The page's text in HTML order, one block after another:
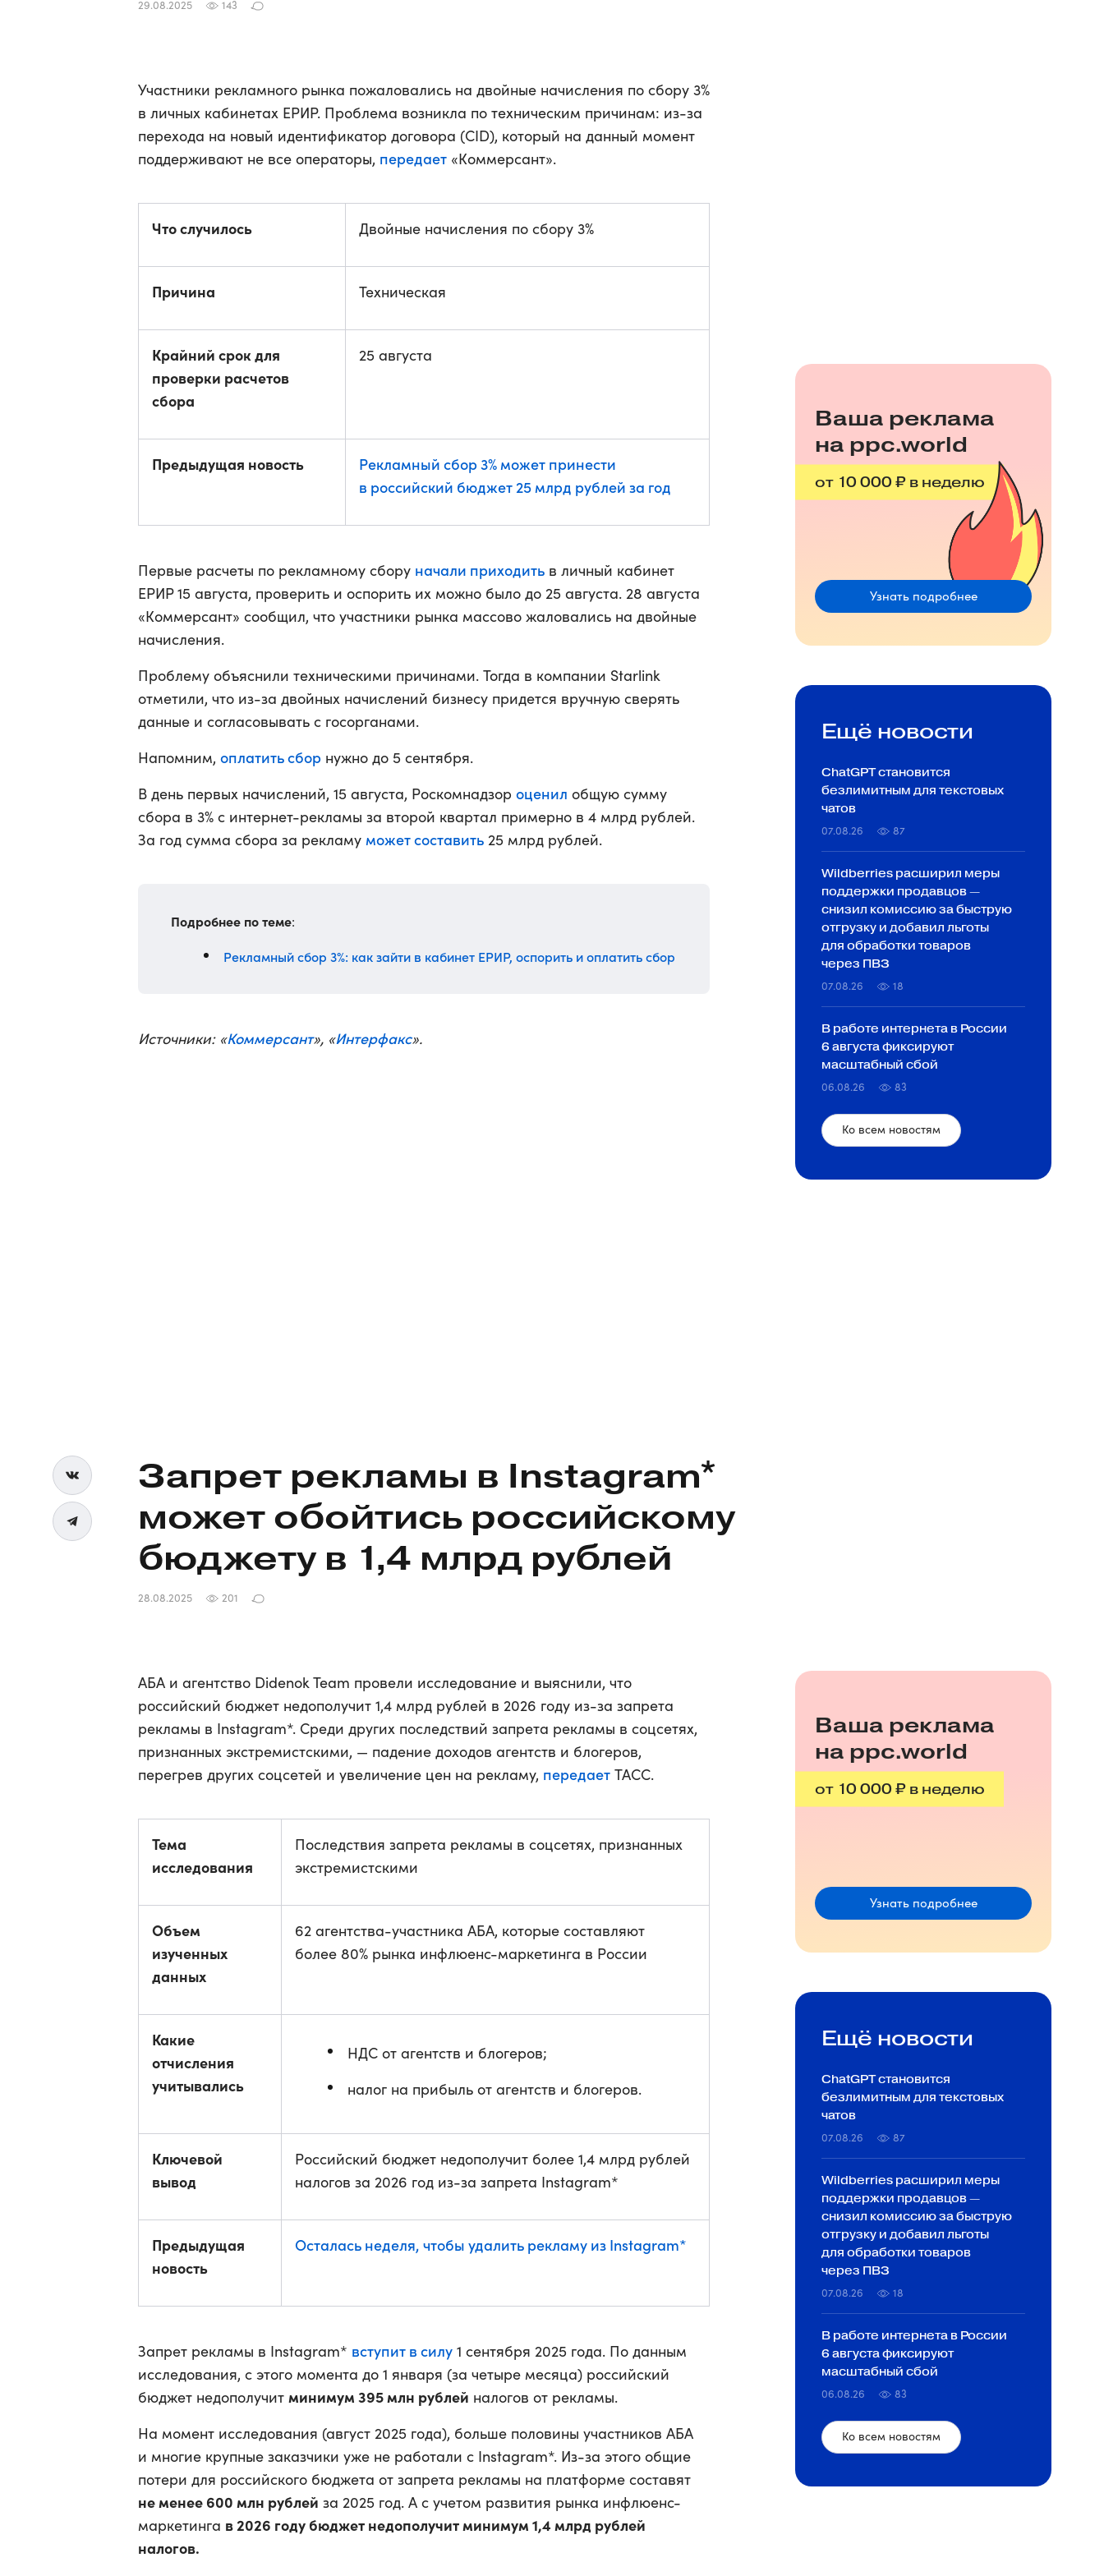
29.08.2025 143
Участники рекламного рынка пожаловались на двойные начисления по сбору 3%
в личных кабинетах ЕРИР. Проблема возникла по техническим причинам: из-за
перехода на новый идентификатор договора (CID), который на данный момент
поддерживают не все операторы, передает «Коммерсант».
Что случилось Двойные начисления по сбору 3%
Причина Техническая
Крайний срок для
проверки расчетов
сбора
25 августа
Предыдущая новость
Рекламный сбор 3% может принести
в российский бюджет 25 млрд рублей за год
Первые расчеты по рекламному сбору начали приходить в личный кабинет
ЕРИР 15 августа, проверить и оспорить их можно было до 25 августа. 28 августа
«Коммерсант» сообщил, что участники рынка массово жаловались на двойные
начисления.
Проблему объяснили техническими причинами. Тогда в компании Starlink
отметили, что из-за двойных начислений бизнесу придется вручную сверять
данные и согласовывать с госорганами.
Напомним, оплатить сбор нужно до 5 сентября.
В день первых начислений, 15 августа, Роскомнадзор оценил общую сумму
сбора в 3% с интернет-рекламы за второй квартал примерно в 4 млрд рублей.
За год сумма сбора за рекламу может составить 25 млрд рублей.
Подробнее по теме:
Рекламный сбор 3%: как зайти в кабинет ЕРИР, оспорить и оплатить сбор
Источники: «Коммерсант», «Интерфакс».
Ваша реклама
на ppc.world
от 10 000 ₽ в неделю
Узнать подробнее
Ещё новости
ChatGPT становится
безлимитным для текстовых
чатов
07.08.26 87
Wildberries расширил меры
поддержки продавцов —
снизил комиссию за быструю
отгрузку и добавил льготы
для обработки товаров
через ПВЗ
07.08.26 18
В работе интернета в России
6 августа фиксируют
масштабный сбой
06.08.26 83
Ко всем новостям
Запрет рекламы в Instagram*
может обойтись российскому
бюджету в 1,4 млрд рублей
28.08.2025 201
АБА и агентство Didenok Team провели исследование и выяснили, что
российский бюджет недополучит 1,4 млрд рублей в 2026 году из-за запрета
рекламы в Instagram*. Среди других последствий запрета рекламы в соцсетях,
признанных экстремистскими, — падение доходов агентств и блогеров,
перегрев других соцсетей и увеличение цен на рекламу, передает ТАСС.
Тема
исследования
Последствия запрета рекламы в соцсетях, признанных
экстремистскими
Объем
изученных
данных
62 агентства-участника АБА, которые составляют
более 80% рынка инфлюенс-маркетинга в России
Какие
отчисления
учитывались
НДС от агентств и блогеров;
налог на прибыль от агентств и блогеров.
Ключевой
вывод
Российский бюджет недополучит более 1,4 млрд рублей
налогов за 2026 год из-за запрета Instagram*
Предыдущая
новость
Осталась неделя, чтобы удалить рекламу из Instagram*
Запрет рекламы в Instagram* вступит в силу 1 сентября 2025 года. По данным
исследования, с этого момента до 1 января (за четыре месяца) российский
бюджет недополучит минимум 395 млн рублей налогов от рекламы.
На момент исследования (август 2025 года), больше половины участников АБА
и многие крупные заказчики уже не работали с Instagram*. Из-за этого общие
потери для российского бюджета от запрета рекламы на платформе составят
не менее 600 млн рублей за 2025 год. А с учетом развития рынка инфлюенс-
маркетинга в 2026 году бюджет недополучит минимум 1,4 млрд рублей
налогов.
Ваша реклама
на ppc.world
от 10 000 ₽ в неделю
Узнать подробнее
Ещё новости
ChatGPT становится
безлимитным для текстовых
чатов
07.08.26 87
Wildberries расширил меры
поддержки продавцов —
снизил комиссию за быструю
отгрузку и добавил льготы
для обработки товаров
через ПВЗ
07.08.26 18
В работе интернета в России
6 августа фиксируют
масштабный сбой
06.08.26 83
Ко всем новостям